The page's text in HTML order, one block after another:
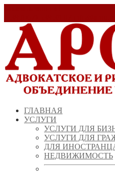
ГЛАВНАЯ
УСЛУГИ
УСЛУГИ ДЛЯ
УСЛУГИ ДЛЯ
ДЛЯ
НЕДВИЖИМОСТЬ